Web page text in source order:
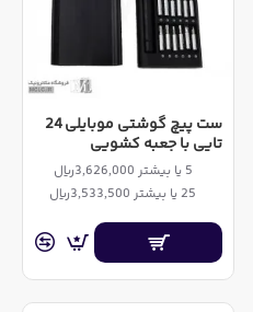
ست پیچ گوشتی موبایلی 24
تایی با جعبه کشویی
5 یا بیشتر 3,626,000ریال
25 یا بیشتر 3,533,500ریال